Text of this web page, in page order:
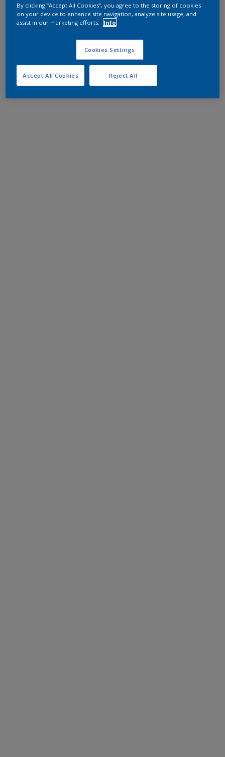
By clicking “Accept All Cookies”, you agree to the storing of cookies
on your device to enhance site navigation, analyze site usage, and
assist in our marketing efforts.
Info
Cookies Settings
Reject All
Accept All Cookies